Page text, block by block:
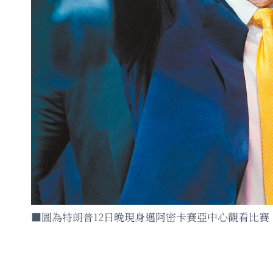
■圖為特朗普12日晚現身邁阿密卡賽亞中心觀看比賽